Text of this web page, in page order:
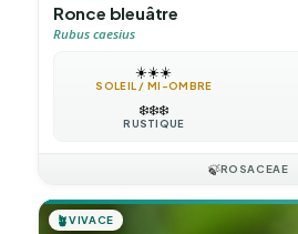
Ronce bleuâtre
Rubus caesius
☀️☀️☀️
SOLEIL / MI-OMBRE
❄️❄️❄️
RUSTIQUE
🍃ROSACEAE
🪴VIVACE